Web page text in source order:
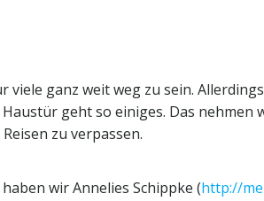
viele ganz weit weg zu sein.
geht so einiges. Das nehmen
zu verpassen.
wir Annelies Schippke (http://